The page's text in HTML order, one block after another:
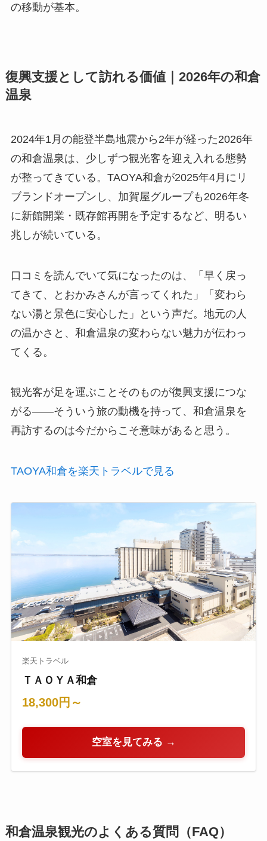
の移動が基本。
復興支援として訪れる価値｜2026年の和倉
温泉
2024年1月の能登半島地震から2年が経った2026年
の和倉温泉は、少しずつ観光客を迎え入れる態勢
が整ってきている。TAOYA和倉が2025年4月にリ
ブランドオープンし、加賀屋グループも2026年冬
に新館開業・既存館再開を予定するなど、明るい
兆しが続いている。
口コミを読んでいて気になったのは、「早く戻っ
てきて、とおかみさんが言ってくれた」「変わら
ない湯と景色に安心した」という声だ。地元の人
の温かさと、和倉温泉の変わらない魅力が伝わっ
てくる。
観光客が足を運ぶことそのものが復興支援につな
がる——そういう旅の動機を持って、和倉温泉を
再訪するのは今だからこそ意味があると思う。
TAOYA和倉を楽天トラベルで見る
楽天トラベル
ＴＡＯＹＡ和倉
18,300円～
空室を見てみる →
和倉温泉観光のよくある質問（FAQ）